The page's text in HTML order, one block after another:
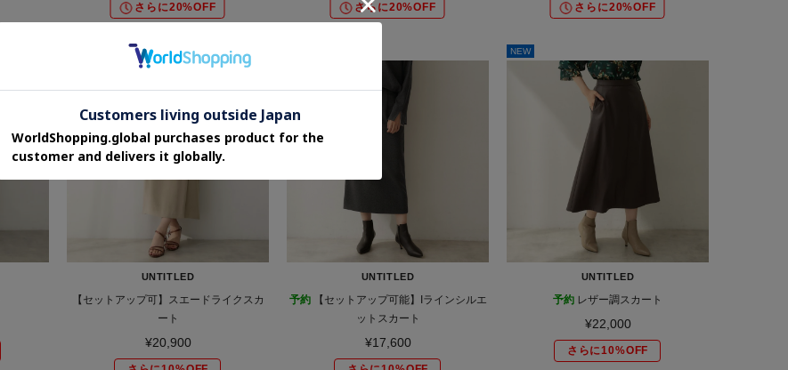
さらに20%OFF さらに20%OFF さらに20%OFF
UNTITLED
【セットアップ可】スエードライクスカ
ート
¥20,900
UNTITLED
予約
【セットアップ可能】Iラインシルエ
ットスカート
¥17,600
NEW
UNTITLED
予約 レザー調スカート
¥22,000
さらに10%OFF